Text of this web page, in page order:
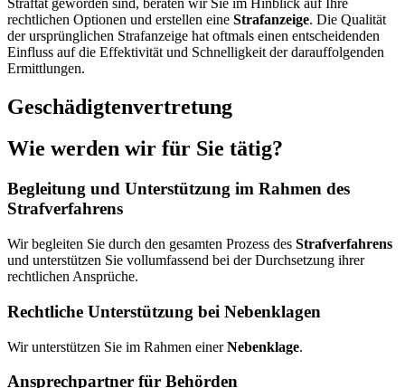
rechtlichen Optionen und erstellen eine Strafanzeige. Die Qualität
der ursprünglichen Strafanzeige hat oftmals einen entscheidenden
Einfluss auf die Effektivität und Schnelligkeit der darauffolgenden
Ermittlungen.
Geschädigtenvertretung
Wie werden wir für Sie tätig?
Begleitung und Unterstützung im Rahmen des
Strafverfahrens
Wir begleiten Sie durch den gesamten Prozess des Strafverfahrens
und unterstützen Sie vollumfassend bei der Durchsetzung ihrer
rechtlichen Ansprüche.
Rechtliche Unterstützung bei Nebenklagen
Wir unterstützen Sie im Rahmen einerNebenklage.
Ansprechpartner für Behörden